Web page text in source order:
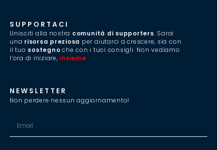
SUPPORTACI
Unisciti alla nostra comunità di supporters. Sarai
una risorsa preziosa per aiutarci a crescere, sia con
il tuo sostegno che con i tuoi consigli. Non vediamo
l’ora di iniziare, insieme
NEWSLETTER
Non perdere nessun aggiornamento!